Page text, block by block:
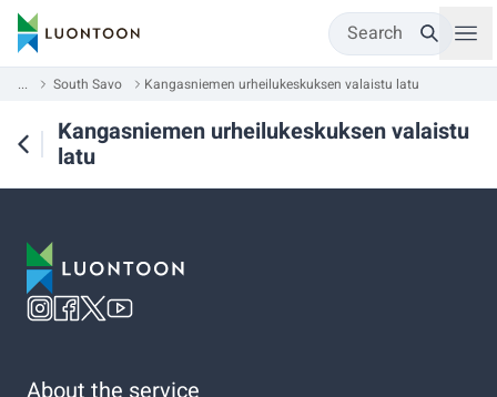
Search
... South Savo Kangasniemen urheilukeskuksen valaistu latu
Kangasniemen urheilukeskuksen valaistu
latu